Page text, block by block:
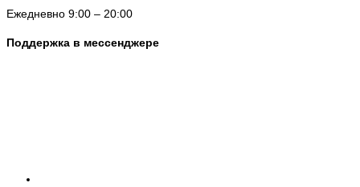
Ежедневно 9:00 – 20:00
Поддержка в мессенджере